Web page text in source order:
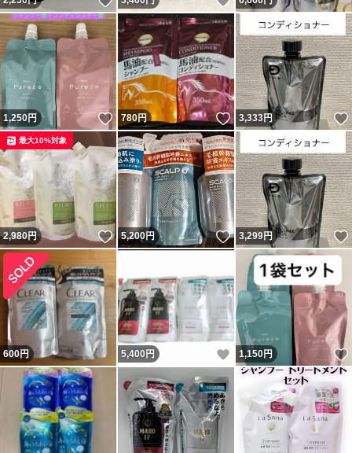
1,250円 いいね！
780円 いいね！
3,333円
2,980円 いいね！
最大10%対象
5,200円 いいね！
3,299円
600円 5,400 円 いいね！
1,150円